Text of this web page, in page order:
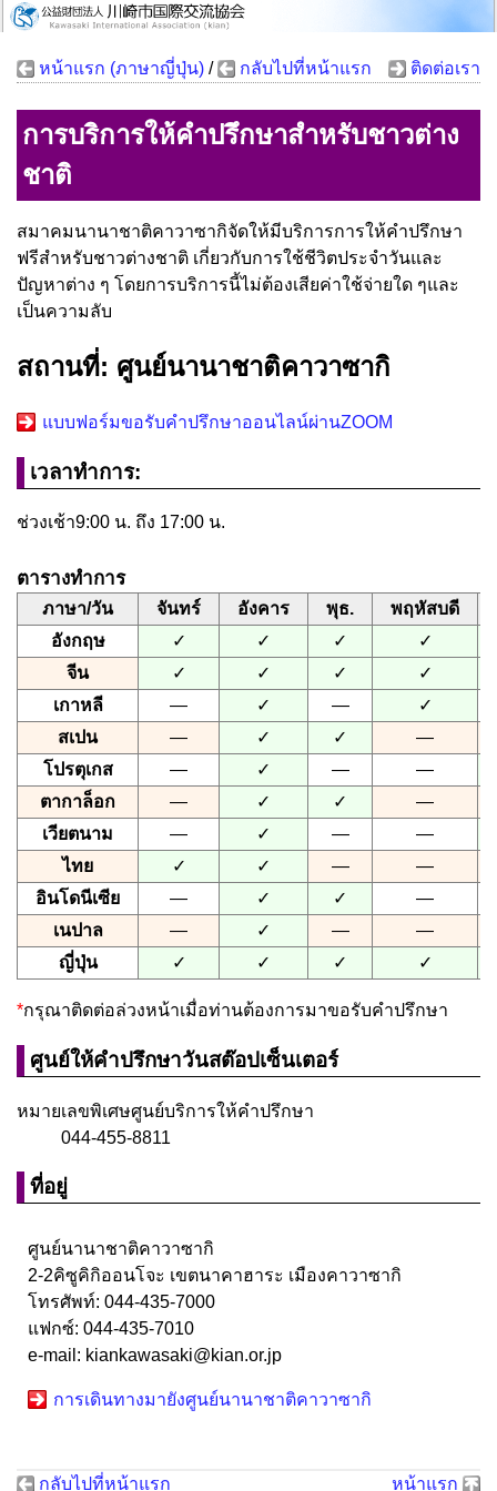
หน้าแรก (ภาษาญี่ปุ่น) / กลับไปที่หน้าแรก ติดต่อเรา
การบริการให้คำปรึกษาสำหรับชาวต่าง
ชาติ
สมาคมนานาชาติคาวาซากิจัดให้มีบริการการให้คำปรึกษา
ฟรีสำหรับชาวต่างชาติ เกี่ยวกับการใช้ชีวิตประจำวันและ
ปัญหาต่าง ๆ โดยการบริการนี้ไม่ต้องเสียค่าใช้จ่ายใด ๆและ
เป็นความลับ
สถานที่: ศูนย์นานาชาติคาวาซากิ
แบบฟอร์มขอรับคำปรึกษาออนไลน์ผ่านZOOM
เวลาทำการ:
ช่วงเช้า9:00 น. ถึง 17:00 น.
ตารางทำการ
ภาษา/วัน จันทร์ อังคาร พุธ. พฤหัสบดี
อังกฤษ
✓ ✓ ✓
✓
จีน
✓ ✓ ✓
✓
เกาหลี
— ✓ —
✓
สเปน
— ✓ ✓
—
โปรตุเกส
— ✓ —
—
ตากาล็อก
— ✓ ✓
—
เวียตนาม
— ✓ —
—
ไทย
✓ ✓ —
—
อินโดนีเซีย
— ✓ ✓
—
เนปาล
— ✓ —
—
ญี่ปุ่น
✓ ✓ ✓ ✓
กรุณาติดต่อล่วงหน้าเมื่อท่านต้องการมาขอรับคำปรึกษา
ศูนย์ให้คำปรึกษาวันสต๊อปเซ็นเตอร์
หมายเลขพิเศษศูนย์บริการให้คำปรึกษา
044-455-8811
ที่อยู่
ศูนย์นานาชาติคาวาซากิ
2-2คิซูคิกิออนโจะ เขตนาคาฮาระ เมืองคาวาซากิ
โทรศัพท์: 044-435-7000
แฟกซ์: 044-435-7010
e-mail: kiankawasaki@kian.or.jp
การเดินทางมายังศูนย์นานาชาติคาวาซากิ
กลับไปที่หน้าแรก หน้าแรก